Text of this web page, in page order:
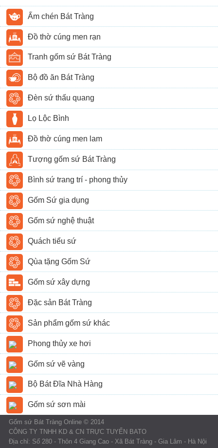
Ấm chén Bát Tràng
Đồ thờ cúng men rạn
Tranh gốm sứ Bát Tràng
Bộ đồ ăn Bát Tràng
Đèn sứ thấu quang
Lọ Lộc Bình
Đồ thờ cúng men lam
Tượng gốm sứ Bát Tràng
Bình sứ trang trí - phong thủy
Gốm Sứ gia dụng
Gốm sứ nghệ thuật
Quách tiểu sứ
Qùa tặng Gốm Sứ
Gốm sứ xây dựng
Đặc sản Bát Tràng
Sản phẩm gốm sứ khác
Phong thủy xe hơi
Gốm sứ vẽ vàng
Bộ Bát Đĩa Nhà Hàng
Gốm sứ sơn mài
Gốm sứ Bát Tràng Online © 2014
CÔNG TY TNHH KD & CN TRỰC TUYẾN BATO
Địa chỉ: Số 280 - Thôn 4 Giang Cao - Xã Bát Tràng - Gia Lâm - Hà Nội